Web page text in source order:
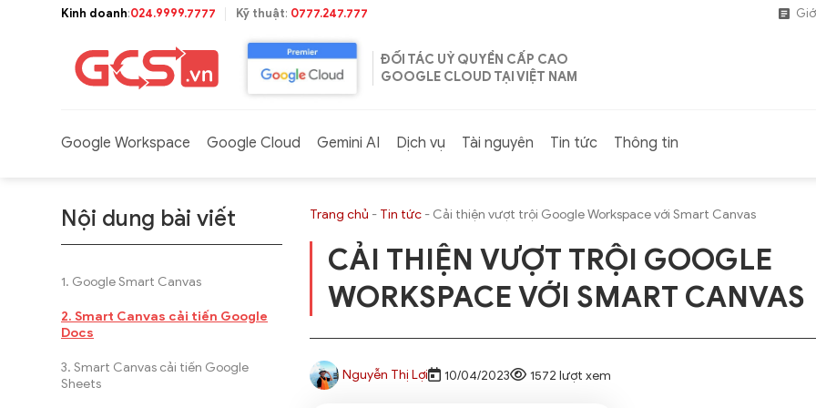
Kinh doanh:024.9999.7777 Kỹ thuật: 0777.247.777
ĐỐI TÁC UỶ QUYỀN CẤP CAO
GOOGLE CLOUD TẠI VIỆT NAM
Google Workspace Google Cloud Gemini AI Dịch vụ Tài nguyên Tin tức Thông tin
Nội dung bài viết
Google Smart Canvas
Smart Canvas cải tiến Google
Docs
Smart Canvas cải tiến Google
Sheets
Trang chủ - Tin tức- Cải thiện vượt trội Google Workspace với Smart Canvas
CẢI THIỆN VƯỢT TRỘI GOOGLE
WORKSPACE VỚI SMART CANVAS
Nguyễn Thị Lợi 10/04/2023 1572 lượt xem